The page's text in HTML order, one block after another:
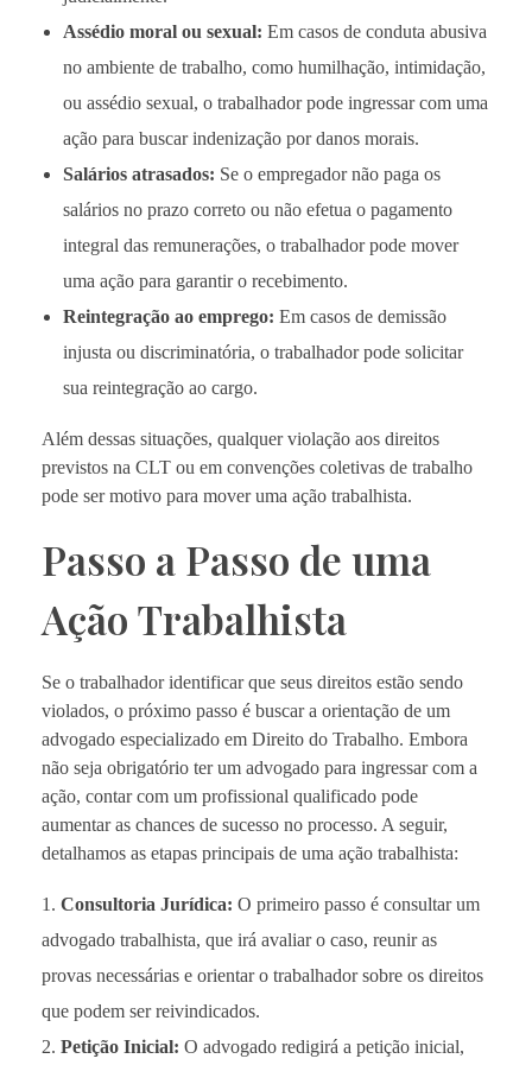
Assédio moral ou sexual: Em casos de conduta abusiva
no ambiente de trabalho, como humilhação, intimidação,
ou assédio sexual, o trabalhador pode ingressar com uma
ação para buscar indenização por danos morais.
Salários atrasados: Se o empregador não paga os
salários no prazo correto ou não efetua o pagamento
integral das remunerações, o trabalhador pode mover
uma ação para garantir o recebimento.
Reintegração ao emprego: Em casos de demissão
injusta ou discriminatória, o trabalhador pode solicitar
sua reintegração ao cargo.
Além dessas situações, qualquer violação aos direitos
previstos na CLT ou em convenções coletivas de trabalho
pode ser motivo para mover uma ação trabalhista.
Passo a Passo de uma
Ação Trabalhista
Se o trabalhador identificar que seus direitos estão sendo
violados, o próximo passo é buscar a orientação de um
advogado especializado em Direito do Trabalho. Embora
não seja obrigatório ter um advogado para ingressar com a
ação, contar com um profissional qualificado pode
aumentar as chances de sucesso no processo. A seguir,
detalhamos as etapas principais de uma ação trabalhista:
Consultoria Jurídica: O primeiro passo é consultar um
advogado trabalhista, que irá avaliar o caso, reunir as
provas necessárias e orientar o trabalhador sobre os direitos
que podem ser reivindicados.
Petição Inicial: O advogado redigirá a petição inicial,